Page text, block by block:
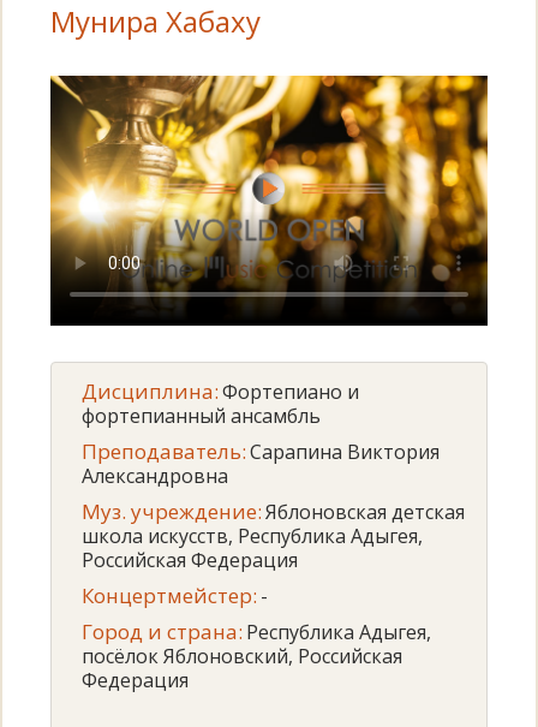
Мунира Хабаху
Дисциплина:Фортепиано и
фортепианный ансамбль
Преподаватель:Сарапина Виктория
Александровна
Муз. учреждение:Яблоновская детская
школа искусств, Республика Адыгея,
Российская Федерация
Концертмейстер: -
Город и страна: Республика Адыгея,
посёлок Яблоновский, Российская
Федерация